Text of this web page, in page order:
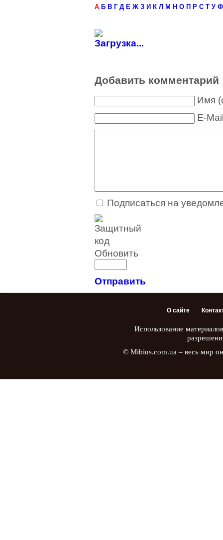
А Б В Г Д Е Ж З И К Л М Н О П Р С Т У Ф
Загрузка...
Добавить комментарий
Имя
E-
Подписаться на
Обновить
Отправить
О сайте
Использование
© Mibius.com.ua – весь мир